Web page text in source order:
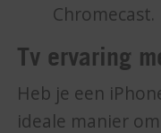
Chromecast.
Tv ervaring
Heb je een
ideale manier